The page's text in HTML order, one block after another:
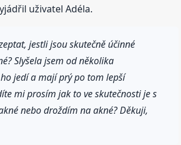
uživatel Adéla.
jestli jsou skutečně účinné
Slyšela jsem od několika
jedí a mají prý po tom lepší
mi prosím jak to ve skutečnosti je s
nebo droždím na akné? Děkuji,